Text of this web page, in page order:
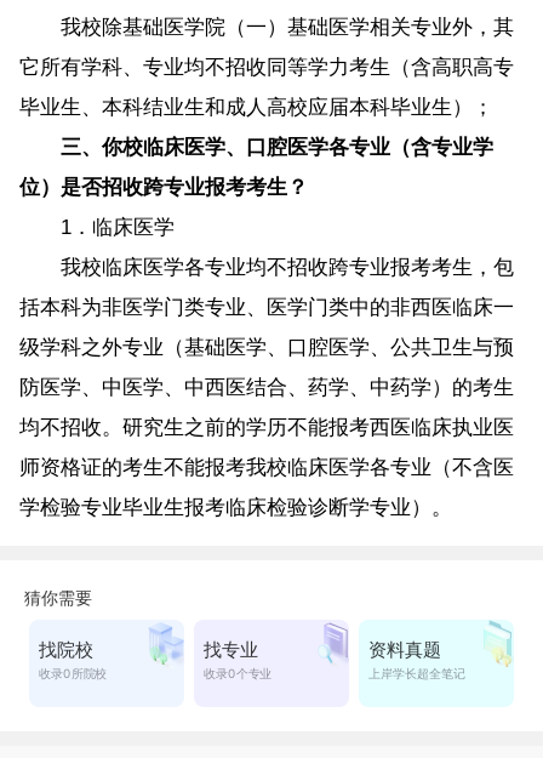
我校除基础医学院（一）基础医学相关专业外，其
它所有学科、专业均不招收同等学力考生（含高职高专
毕业生、本科结业生和成人高校应届本科毕业生）；
三、你校临床医学、口腔医学各专业（含专业学
位）是否招收跨专业报考考生？
1．临床医学
我校临床医学各专业均不招收跨专业报考考生，包
括本科为非医学门类专业、医学门类中的非西医临床一
级学科之外专业（基础医学、口腔医学、公共卫生与预
防医学、中医学、中西医结合、药学、中药学）的考生
均不招收。研究生之前的学历不能报考西医临床执业医
师资格证的考生不能报考我校临床医学各专业（不含医
学检验专业毕业生报考临床检验诊断学专业）。